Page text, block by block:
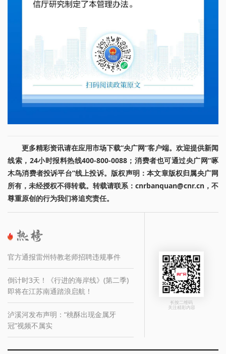
更多精彩资讯请在应用市场下载“央广网”客户端。欢迎提供新闻
线索，24小时报料热线400-800-0088；消费者也可通过央广网“啄
木鸟消费者投诉平台”线上投诉。版权声明：本文章版权归属央广网
所有，未经授权不得转载。转载请联系：cnrbanquan@cnr.cn，不
尊重原创的行为我们将追究责任。
官方通报雷州特教老师招聘违规事件
倒计时3天！《行进的海岸线》(第二季)
即将在江苏南通踏浪启航！
泸溪河发布声明：“桃酥出现金属牙
冠”视频不属实
长按二维码
关注精彩内容